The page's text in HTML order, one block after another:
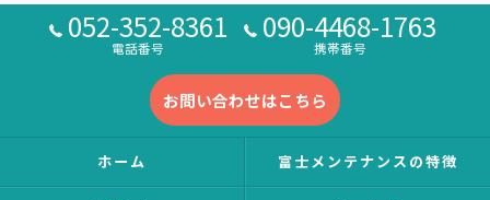
052-352-8361
電話番号
090-4468-1763
携帯番号
お問い合わせはこちら
ホーム 富士メンテナンスの特徴